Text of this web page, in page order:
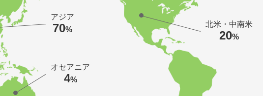
アジア
70%
北米・中南米
20%
オセアニア
4%